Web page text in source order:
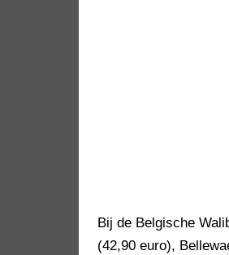
Bij de Belgische
(42,90 euro),